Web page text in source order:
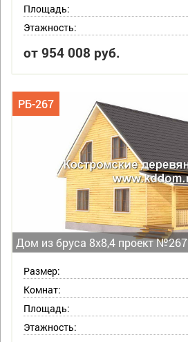
Площадь:
Этажность:
от 954 008 руб.
Дом из бруса 8х8,4 проект №267
РБ-267
Размер:
Комнат:
Площадь:
Этажность: